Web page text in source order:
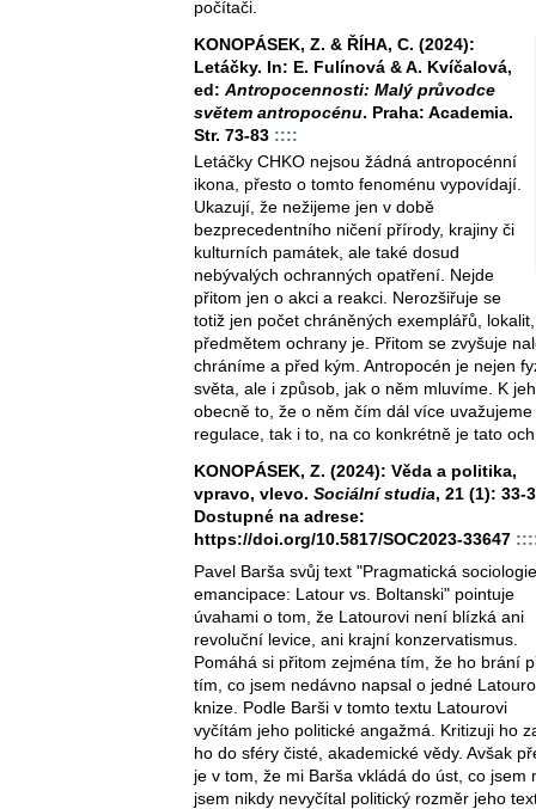
počítači.
KONOPÁSEK, Z. & ŘÍHA, C. (2024):
Letáčky. In: E. Fulínová & A. Kvíčalová,
ed: Antropocennosti: Malý průvodce
světem antropocénu. Praha: Academia.
Str. 73-83 ::::
Letáčky CHKO nejsou žádná antropocénní
ikona, přesto o tomto fenoménu vypovídají.
Ukazují, že nežijeme jen v době
bezprecedentního ničení přírody, krajiny či
kulturních památek, ale také dosud
nebývalých ochranných opatření. Nejde
přitom jen o akci a reakci. Nerozšiřuje se
totiž jen počet chráněných exemplářů,
předmětem ochrany je. Přitom se zvyšuje
chráníme a před kým. Antropocén je nejen
světa, ale i způsob, jak o něm mluvíme. K
obecně to, že o něm čím dál více
regulace, tak i to, na co konkrétně je tato
KONOPÁSEK, Z. (2024): Věda a politika,
vpravo, vlevo. Sociální studia, 21 (1): 33-
Dostupné na adrese:
https://doi.org/10.5817/SOC2023-33647
Pavel Barša svůj text "Pragmatická sociologie
emancipace: Latour vs. Boltanski" pointuje
úvahami o tom, že Latourovi není blízká ani
revoluční levice, ani krajní konzervatismus.
Pomáhá si přitom zejména tím, že ho brání
tím, co jsem nedávno napsal o jedné
knize. Podle Barši v tomto textu Latourovi
vyčítám jeho politické angažmá. Kritizuji ho
ho do sféry čisté, akademické vědy. Avšak
je v tom, že mi Barša vkládá do úst, co jsem
jsem nikdy nevyčítal politický rozměr jeho